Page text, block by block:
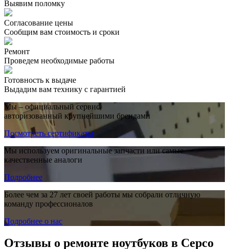
Выявим поломку
Согласование цены
Сообщим вам стоимость и сроки
Ремонт
Проведем необходимые работы
Готовность к выдаче
Выдадим вам технику с гарантией
Мы – официальный сервис,
авторизованный крупнейшими брендами
Посмотреть сертификаты
Мы используем оригинальные запчасти или самые
качественные аналоги
Подробнее
Более чем за 27 лет своей работы мы собрали отличную
команду профессионалов
Подробнее о нас
Отзывы о ремонте ноутбуков в Серсо